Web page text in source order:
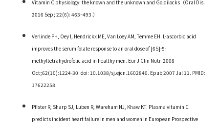
Vitamin C physiology: the known and the unknown and Goldilocks （Oral Dis.
2016 Sep; 22(6): 463–493.）
Verlinde PH, Oey I, Hendrickx ME, Van Loey AM, Temme EH. L-ascorbic acid
improves the serum folate response to an oral dose of [6S]-5-
methyltetrahydrofolic acid in healthy men. Eur J Clin Nutr. 2008
Oct;62(10):1224-30. doi: 10.1038/sj.ejcn.1602840. Epub 2007 Jul 11. PMID:
17622258.
Pfister R, Sharp SJ, Luben R, Wareham NJ, Khaw KT. Plasma vitamin C
predicts incident heart failure in men and women in European Prospective